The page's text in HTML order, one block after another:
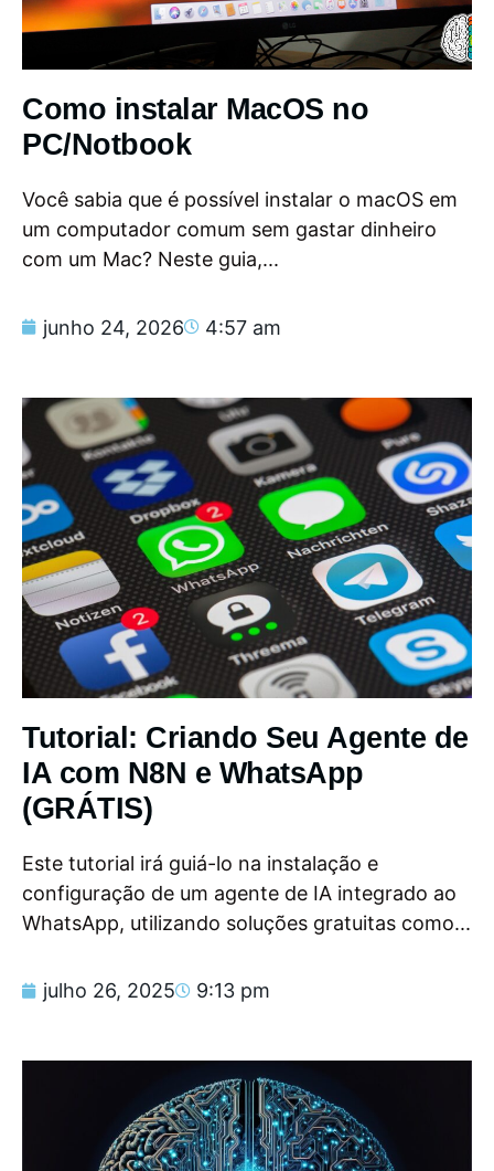
Como instalar MacOS no
PC/Notbook
Você sabia que é possível instalar o macOS em
um computador comum sem gastar dinheiro
com um Mac? Neste guia,...
junho 24, 2026 4:57 am
Tutorial: Criando Seu Agente de
IA com N8N e WhatsApp
(GRÁTIS)
Este tutorial irá guiá-lo na instalação e
configuração de um agente de IA integrado ao
WhatsApp, utilizando soluções gratuitas como...
julho 26, 2025 9:13 pm